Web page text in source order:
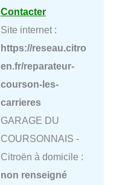
Contacter
Site internet :
https://reseau.citro
en.fr/reparateur-
courson-les-
carrieres
GARAGE DU
COURSONNAIS -
Citroën à domicile :
non renseigné